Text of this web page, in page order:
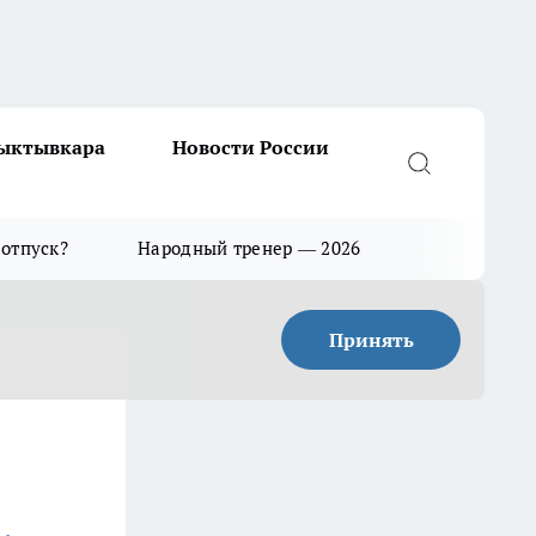
Новости России
Народный тренер — 2026
Принять